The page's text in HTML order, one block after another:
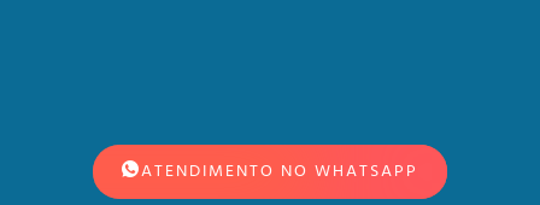
ATENDIMENTO NO WHATSAPP